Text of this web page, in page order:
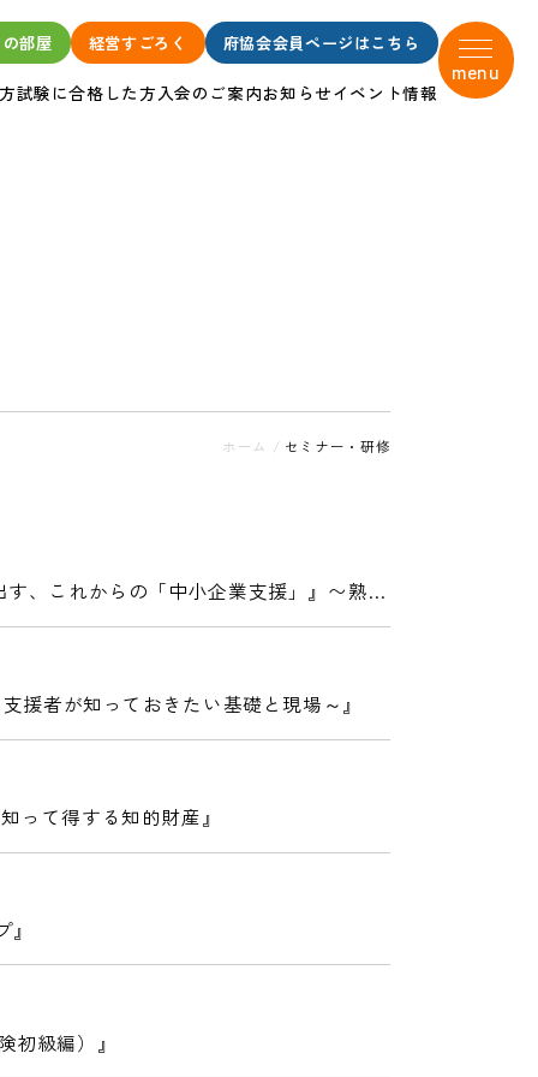
部屋 経営すごろく 府協会会員ページはこちら
試験に合格した方入会のご案内お知らせイベント情報
menu
ホーム / セミナー・研修
、これからの「中小企業支援」』〜熟達
援者が知っておきたい基礎と現場～』
って得する知的財産』
初級編）』